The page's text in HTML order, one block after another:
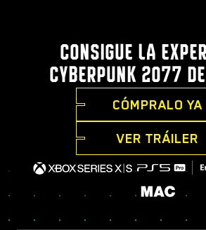
CONSIGUE LA
CYBERPUNK 2077
CÓMPRALO YA
VER TRÁILER